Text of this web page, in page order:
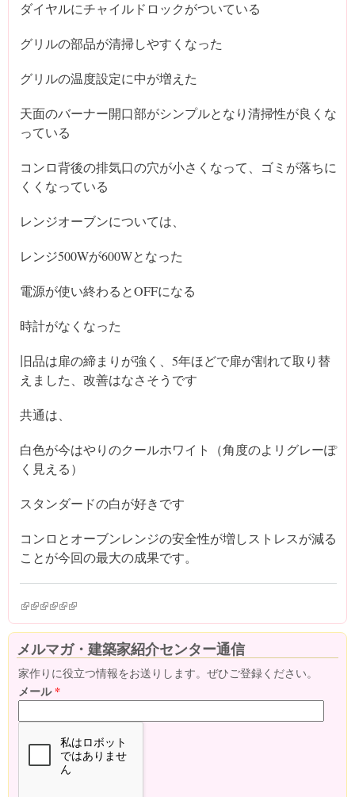
ダイヤルにチャイルドロックがついている
グリルの部品が清掃しやすくなった
グリルの温度設定に中が増えた
天面のバーナー開口部がシンプルとなり清掃性が良くな
っている
コンロ背後の排気口の穴が小さくなって、ゴミが落ちに
くくなっている
レンジオーブンについては、
レンジ500Wが600Wとなった
電源が使い終わるとOFFになる
時計がなくなった
旧品は扉の締まりが強く、5年ほどで扉が割れて取り替
えました、改善はなさそうです
共通は、
白色が今はやりのクールホワイト（角度のよリグレーぽ
く見える）
スタンダードの白が好きです
コンロとオーブンレンジの安全性が増しストレスが減る
ことが今回の最大の成果です。
(link is external)
(link is external)
(link is external)
(link is external)
(link is external)
(link is external)
メルマガ・建築家紹介センター通信
家作りに役立つ情報をお送りします。ぜひご登録ください。
メール*